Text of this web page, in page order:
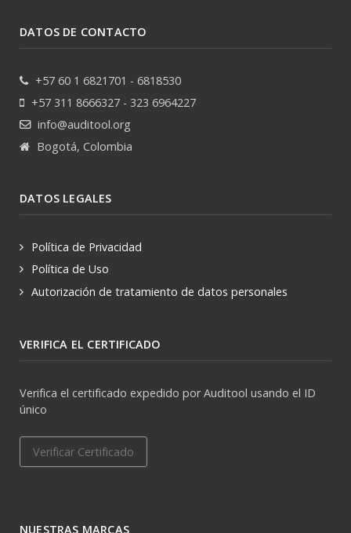
DATOS DE CONTACTO
+57 60 1 6821701 - 6818530
+57 311 8666327 - 323 6964227
info@auditool.org
Bogotá, Colombia
DATOS LEGALES
Política de Privacidad
Política de Uso
Autorización de tratamiento de datos personales
VERIFICA EL CERTIFICADO
Verifica el certificado expedido por Auditool usando el ID
único
Verificar Certificado
NUESTRAS MARCAS